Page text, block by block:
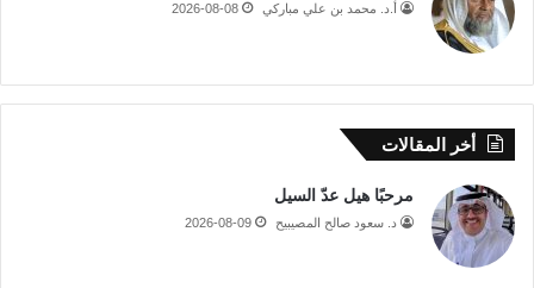
أ.د. محمد بن علي مباركي 2026-08-08
أخر المقالات
مرحبًا هيل عدّ السيل
د. سعود صالح المصيبيح 2026-08-09